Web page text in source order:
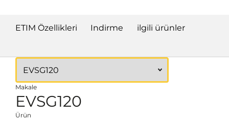
ETIM Özellikleri Indirme ilgili ürünler
Makale
EVSG120
Ürün